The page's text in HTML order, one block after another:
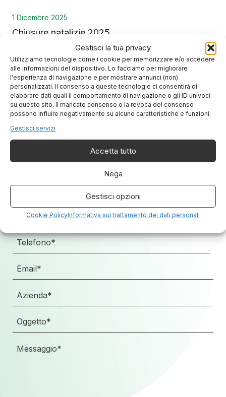
Gestisci la tua privacy
Utilizziamo tecnologie come i cookie per memorizzare e/o accedere
alle informazioni del dispositivo. Lo facciamo per migliorare
l'esperienza di navigazione e per mostrare annunci (non)
personalizzati. Il consenso a queste tecnologie ci consentirà di
elaborare dati quali il comportamento di navigazione o gli ID univoci
su questo sito. Il mancato consenso o la revoca del consenso
possono influire negativamente su alcune caratteristiche e funzioni.
Gestisci servizi
Accetta tutto
Nega
Gestisci opzioni
Cookie PolicyInformativa sul trattamento dei dati personali
1 Dicembre 2025
Chiusure natalizie 2025
Chiedici di più sui nostri servizi